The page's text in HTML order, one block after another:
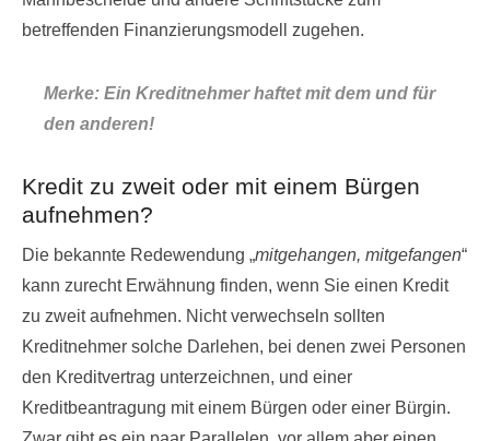
betreffenden Finanzierungsmodell zugehen.
Merke: Ein Kreditnehmer haftet mit dem und für
den anderen!
Kredit zu zweit oder mit einem Bürgen
aufnehmen?
Die bekannte Redewendung „mitgehangen, mitgefangen“
kann zurecht Erwähnung finden, wenn Sie einen Kredit
zu zweit aufnehmen. Nicht verwechseln sollten
Kreditnehmer solche Darlehen, bei denen zwei Personen
den Kreditvertrag unterzeichnen, und einer
Kreditbeantragung mit einem Bürgen oder einer Bürgin.